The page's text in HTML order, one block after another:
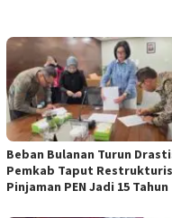
Beban Bulanan Turun
Pemkab Taput
Pinjaman PEN Jadi 15 Tahun‎